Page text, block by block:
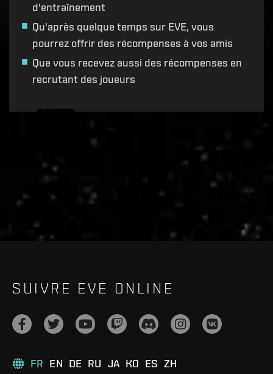
d'entraînement
Qu'après quelque temps sur EVE, vous
pourrez offrir des récompenses à vos amis
Que vous recevez aussi des récompenses en
recrutant des joueurs
SUIVRE EVE ONLINE
FR EN DE RU JA KO ES ZH